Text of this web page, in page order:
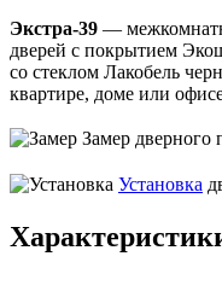
Экстра-39 —
дверей с покрытием
со стеклом Лакобель
квартире, доме или
Замер дверного
Установка